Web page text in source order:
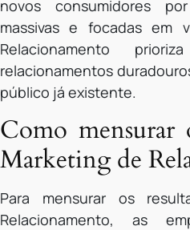
novos consumidores
massivas e focadas em
Relacionamento
relacionamentos
público já existente.
Como mensurar
Marketing de
Para mensurar os
Relacionamento, as